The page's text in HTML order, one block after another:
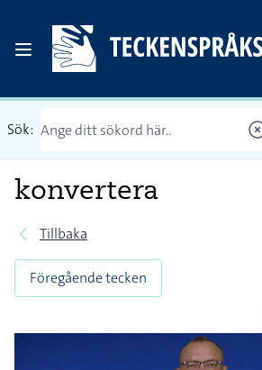
Sök:
konvertera
Tillbaka
Föregående tecken